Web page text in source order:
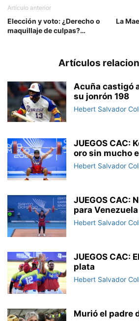
Artículo anterior
Elección y voto: ¿Derecho o
maquillaje de culpas?…
La
Artículos
Acuña castigó
su jonrón 198
Hebert Salvador
JUEGOS CAC:
oro sin mucho
Hebert Salvador
JUEGOS CAC:
para
Hebert Salvador
JUEGOS CAC:
plata
Hebert Salvador
Murió el padre